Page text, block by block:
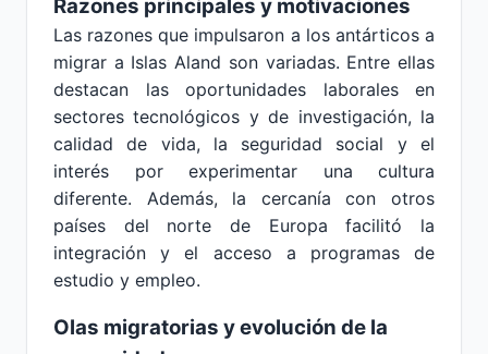
Razones principales y motivaciones
Las razones que impulsaron a los antárticos a
migrar a Islas Aland son variadas. Entre ellas
destacan las oportunidades laborales en
sectores tecnológicos y de investigación, la
calidad de vida, la seguridad social y el
interés por experimentar una cultura
diferente. Además, la cercanía con otros
países del norte de Europa facilitó la
integración y el acceso a programas de
estudio y empleo.
Olas migratorias y evolución de la